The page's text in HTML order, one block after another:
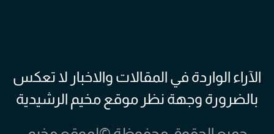
الآراء الواردة في المقالات والاخبار لا تعكس
بالضرورة وجهة نظر موقع مخيم الرشيدية